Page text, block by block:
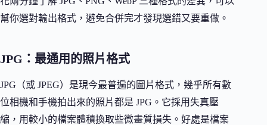
幫你選對輸出格式，避免合併完才發現選錯又要重做。
JPG：最通用的照片格式
JPG（或 JPEG）是現今最普遍的圖片格式，幾乎所有數
位相機和手機拍出來的照片都是 JPG。它採用失真壓
縮，用較小的檔案體積換取些微畫質損失。好處是檔案